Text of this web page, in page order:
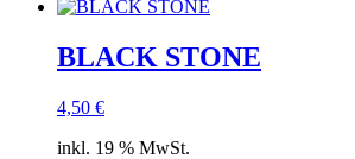
BLACK STONE
4,50 €
inkl. 19 % MwSt.